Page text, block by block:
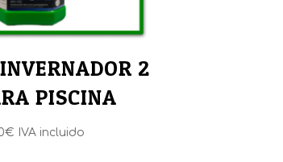
2
PISCINA
€ IVA incluido